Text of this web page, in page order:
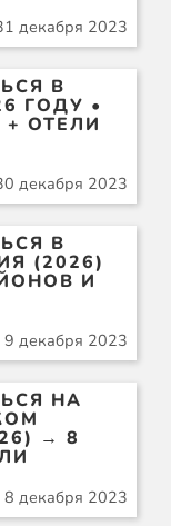
декабря 2023
В
ГОДУ •
ОТЕЛИ
декабря 2023
В
(2026)
И
9 декабря 2023
НА
→ 8
8 декабря 2023